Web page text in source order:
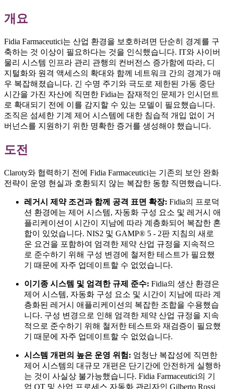
개요
Fidia Farmaceutici는 산업 환경을 보호하려면 단순히 경계를 구
축하는 것 이상이 필요하다는 것을 인식했습니다. IT와 사이버
물리 시스템 인프라 관리 관행의 컨버전스 증가함에 따라, 디
지털화와 원격 액세스의 확대와 함께 네트워크 간의 경계가 매
우 복잡해졌습니다. 긴 수명 주기와 극도로 제한된 가동 중단
시간을 가진 자산에 직면한 Fidia는 잠재적인 문제가 인시던트
로 확대되기 전에 이를 감지할 수 있는 모델이 필요했습니다.
조직은 섬세한 기계 제어 시스템에 대한 침습적 개입 없이 거
버넌스를 지원하기 위한 명확한 증거를 생성해야 했습니다.
도전
Claroty와 협력하기 전에 Fidia Farmaceutici는 기존의 보안 완화
전략이 운영 현실과 호환되지 않는 복잡한 동향 직면했습니다.
레거시 제약 조건과 함께 공격 표면 확장: Fidia의 프로덕
션 환경에는 제어 시스템, 자동화 구성 요소 및 레거시 애
플리케이션이 시간이 지남에 따라 계층화되어 복잡한 혼
합이 있었습니다. NIS2 및 GAMP® 5 - 2판 지침의 새로
운 요건을 포함하여 엄격한 제약 산업 규정을 지속적으
로 준수하기 위해 구성 변경에 철저한 테스트가 필요했
기 때문에 자주 업데이트할 수 없었습니다.
이기종 시스템 및 엄격한 규제 준수: Fidia의 생산 환경은
제어 시스템, 자동화 구성 요소 및 시간이 지남에 따라 계
층화된 레거시 애플리케이션의 복잡한 조합을 수용했습
니다. 구성 변경으로 인해 엄격한 제약 산업 규정을 지속
적으로 준수하기 위해 철저한 테스트와 재검증이 필요했
기 때문에 자주 업데이트할 수 없었습니다.
시스템 개편의 높은 운영 위험: 엄청난 복잡성에 직면한
제어 시스템의 대규모 개편은 단기간에 안전하게 실행하
는 것이 사실상 불가능했습니다. Fidia Farmaceutici의 기
업 OT 및 산업 프로세스 자동화 관리자인 Gilberto Rossi